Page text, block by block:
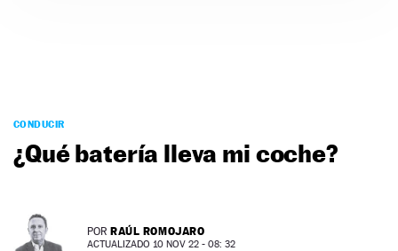
PODCAST
MOTOS
MOTORTV
PREMIOS
CONDUCIR
¿Qué batería lleva mi coche?
POR RAÚL ROMOJARO
ACTUALIZADO 10 NOV 22 - 08: 32